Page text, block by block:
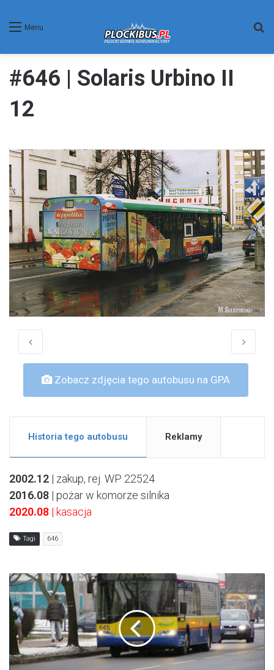
Menu
#646 | Solaris Urbino II
12
Zobacz zdjęcia tego autobusu na GPA
Historia tego autobusu Reklamy
2002.12 | zakup, rej. WP 22524
2016.08 | pożar w komorze silnika
2020.08 | kasacja
Tagi 646